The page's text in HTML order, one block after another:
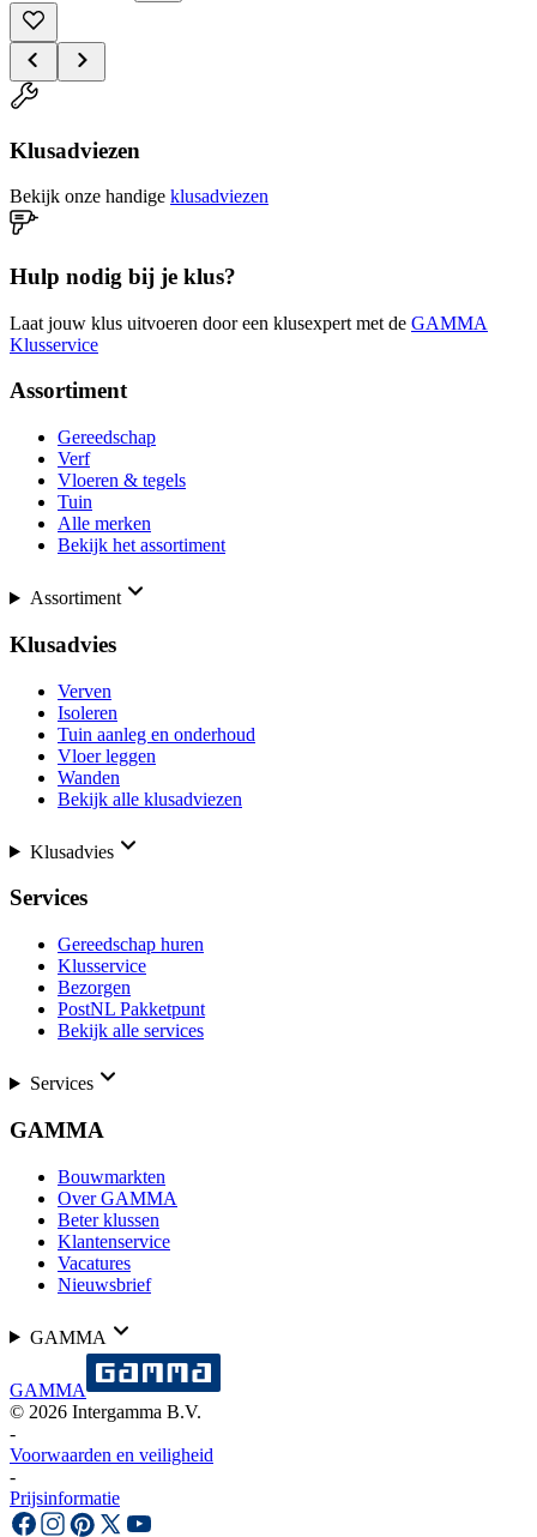
Klusadviezen
Bekijk onze handige klusadviezen
Hulp nodig bij je klus?
Laat jouw klus uitvoeren door een klusexpert met de GAMMA
Klusservice
Assortiment
Gereedschap
Verf
Vloeren & tegels
Tuin
Alle merken
Bekijk het assortiment
Assortiment
Klusadvies
Verven
Isoleren
Tuin aanleg en onderhoud
Vloer leggen
Wanden
Bekijk alle klusadviezen
Klusadvies
Services
Gereedschap huren
Klusservice
Bezorgen
PostNL Pakketpunt
Bekijk alle services
Services
GAMMA
Bouwmarkten
Over GAMMA
Beter klussen
Klantenservice
Vacatures
Nieuwsbrief
GAMMA
GAMMA
© 2026 Intergamma B.V.
-
Voorwaarden en veiligheid
-
Prijsinformatie